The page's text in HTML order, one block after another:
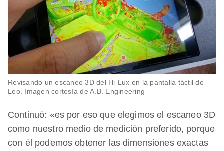
Revisando un escaneo 3D del Hi-Lux en la pantalla táctil de
Leo. Imagen cortesía de A.B. Engineering
Continuó: «es por eso que elegimos el escaneo 3D
como nuestro medio de medición preferido, porque
con él podemos obtener las dimensiones exactas